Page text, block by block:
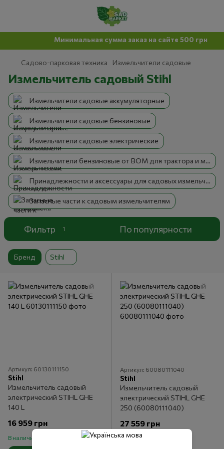
Минимальная сумма заказ на сайте 500 грн
Садово-парковая техника Измельчители садовые
Измельчитель садовый Stihl
Измельчители садовые аккумуляторные
Измельчители садовые бензиновые
Измельчители садовые электрические
Измельчители бензиновые от ВОМ для трактора и мотоблока
Принадлежности и аксессуары для садовых измельчителей
Запасные части к садовым измельчителям
Фильтр 1 По популярности
Бренд Stihl
Артикул: 60130111150
Stihl
Измельчитель садовый
электрический STIHL GHE
140 L
16 959 грн
В наличии
Артикул: 60080111040
Stihl
Измельчитель садовый
электрический STIHL GHE
250 (60080111040)
27 559 грн
В наличии